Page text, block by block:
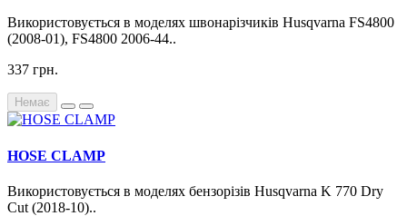
Використовується в моделях швонарізчиків Husqvarna FS4800
(2008-01), FS4800 2006-44..
337 грн.
Немає
HOSE CLAMP
Використовується в моделях бензорізів Husqvarna K 770 Dry
Cut (2018-10)..